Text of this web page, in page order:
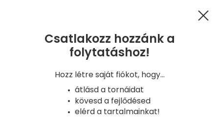
Csatlakozz hozzánk a
folytatáshoz!
Hozz létre saját fiókot, hogy...
átlásd a tornáidat
kövesd a fejlődésed
elérd a tartalmainkat!
Adatkezelés
ÁSZF Süti tájékoztató
Copyright - Gyerünk, anyukám! 2026
Verzió: 2026-08-05 08:42 - a8aa6a9e -
production